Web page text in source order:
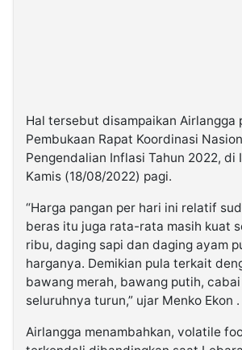
Hal tersebut disampaikan Airlangga
Pembukaan Rapat Koordinasi
Pengendalian Inflasi Tahun 2022, di
Kamis (18/08/2022) pagi.
“Harga pangan per hari ini relatif
beras itu juga rata-rata masih kuat
ribu, daging sapi dan daging ayam
harganya. Demikian pula terkait
bawang merah, bawang putih,
seluruhnya turun,” ujar Menko Ekon .
Airlangga menambahkan, volatile